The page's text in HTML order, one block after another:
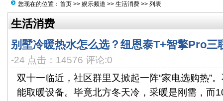
您现在的位置： 首页 >> 娱乐频道 >> 生活消费 >> 列表
生活消费
别墅冷暖热水怎么选？纽恩泰T+智擎Pro三
-24 点击：14576 评论:0
双十一临近，社区群里又掀起一阵“家电选购热”
能取暖设备。毕竟北方冬天冷，采暖是刚需，而